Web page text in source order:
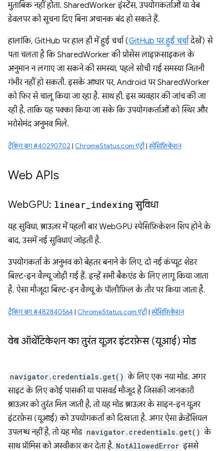
मुताबिक नहीं होता. SharedWorker इंस्टेंस, उपयोगकर्ताओं या वेब
डेवलपर को सूचना दिए बिना अचानक बंद हो सकते हैं.
हालांकि, GitHub पर हाल ही में हुई चर्चा (GitHub पर हुई चर्चादेखें) से
पता चलता है कि SharedWorker की प्रोसेस लाइफ़साइकल के
अनुमान न लगाए जा सकने की समस्या, पहले सोची गई समस्या जितनी
गंभीर नहीं हो सकती. इसके आधार पर, Android पर SharedWorker
को फिर से चालू किया जा रहा है. साथ ही, इस व्यवहार की जांच की जा
रही है, ताकि यह पक्का किया जा सके कि उपयोगकर्ताओं को स्थिर और
भरोसेमंद अनुभव मिले.
ट्रैकिंग बग #40290702 | ChromeStatus.com एंट्री|स्पेसिफ़िकेशन
Web APIs
WebGPU: linear indexing सुविधा
यह सुविधा, ब्राउज़र में पहली बार WebGPU स्पेसिफ़िकेशन शिप होने के
बाद, उसमें नई सुविधाएं जोड़ती है.
उपयोगकर्ता के अनुभव को बेहतर बनाने के लिए, दो नई कंप्यूट शेडर
बिल्ट-इन वैल्यू जोड़ी गई हैं. इन्हें सभी बैकएंड के लिए लागू किया जाता
है. ऐसा मौजूदा बिल्ट-इन वैल्यू के पॉलीफ़िल के तौर पर किया जाता है.
ट्रैकिंग बग #482840564 | ChromeStatus.com एंट्री|स्पेसिफ़िकेशन
वेब ऑथेंटिकेशन का तुरंत यूज़र इंटरफ़ेस (यूआई) मोड
navigator.credentials.get() के लिए एक नया मोड. अगर
साइट के लिए कोई पासकी या पासवर्ड मौजूद है जिसकी जानकारी
ब्राउज़र को तुरंत मिल जाती है, तो यह मोड ब्राउज़र के साइन-इन यूज़र
इंटरफ़ेस (यूआई) को उपयोगकर्ता को दिखाता है. अगर ऐसा क्रेडेंशियल
उपलब्ध नहीं है, तो यह मोड navigator.credentials.get() के
साथ प्रॉमिस को अस्वीकार कर देता है. NotAllowedError इससे